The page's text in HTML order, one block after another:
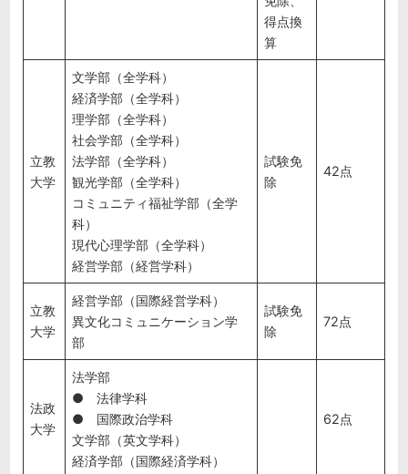
得点換
算
立教
大学
文学部（全学科）
経済学部（全学科）
理学部（全学科）
社会学部（全学科）
法学部（全学科）
観光学部（全学科）
コミュニティ福祉学部（全学
科）
現代心理学部（全学科）
経営学部（経営学科）
試験免
除
42点
立教
大学
経営学部（国際経営学科）
異文化コミュニケーション学
部
試験免
除
72点
法政
大学
法学部
● 法律学科
● 国際政治学科
文学部（英文学科）
経済学部（国際経済学科）
62点